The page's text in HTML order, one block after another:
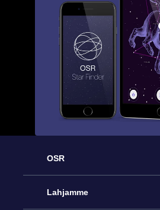
OSR
Palvelu
Lahjamme